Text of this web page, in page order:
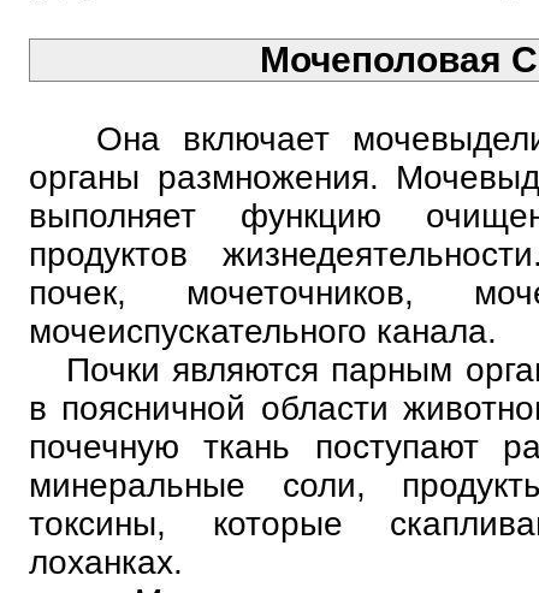
Мочеполовая
Она включает
органы размножения.
выполняет функцию
продуктов
почек, мочеточников,
мочеиспускательного канала.
Почки являются парным
в поясничной области
почечную ткань поступают
минеральные соли,
токсины, которые
лоханках.